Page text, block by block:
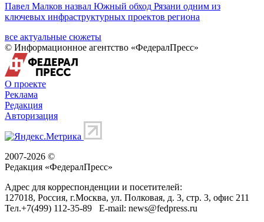
Павел Малков назвал Южный обход Рязани одним из
ключевых инфраструктурных проектов региона
все актуальные сюжеты
© Информационное агентство «ФедералПресс»
О проекте
Реклама
Редакция
Авторизация
2007-2026 ©
Редакция «ФедералПресс»
Адрес для корреспонденции и посетителей:
127018, Россия, г.Москва, ул. Полковая, д. 3, стр. 3, офис 211
Тел.+7(499) 112-35-89 E-mail: news@fedpress.ru